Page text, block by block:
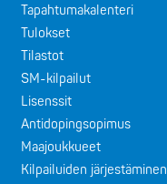
Tapahtumakalenteri
Tulokset
Tilastot
SM-kilpailut
Lisenssit
Antidopingsopimus
Maajoukkueet
Kilpailuiden järjestäminen